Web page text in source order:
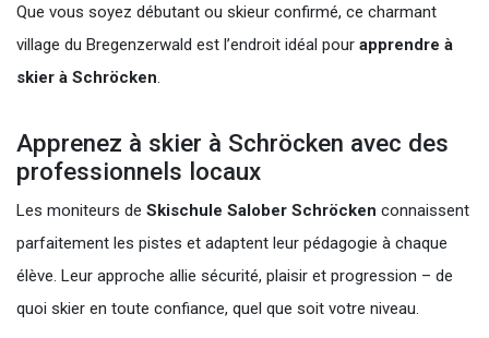
Que vous soyez débutant ou skieur confirmé, ce charmant
village du Bregenzerwald est l’endroit idéal pour apprendre à
skier à Schröcken.
Apprenez à skier à Schröcken avec des
professionnels locaux
Les moniteurs de Skischule Salober Schröcken connaissent
parfaitement les pistes et adaptent leur pédagogie à chaque
élève. Leur approche allie sécurité, plaisir et progression – de
quoi skier en toute confiance, quel que soit votre niveau.